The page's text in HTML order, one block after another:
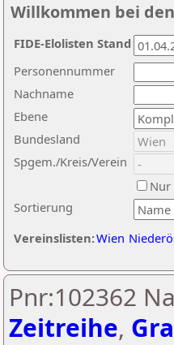
Willkommen bei
Nachname
Ebene
Sortierung
Personennummer
Bundesland
Spgem./Kreis/Verein
Nur
Vereinslisten:Wien
FIDE-Elolisten Stand
Pnr:102362
Zeitreihe,